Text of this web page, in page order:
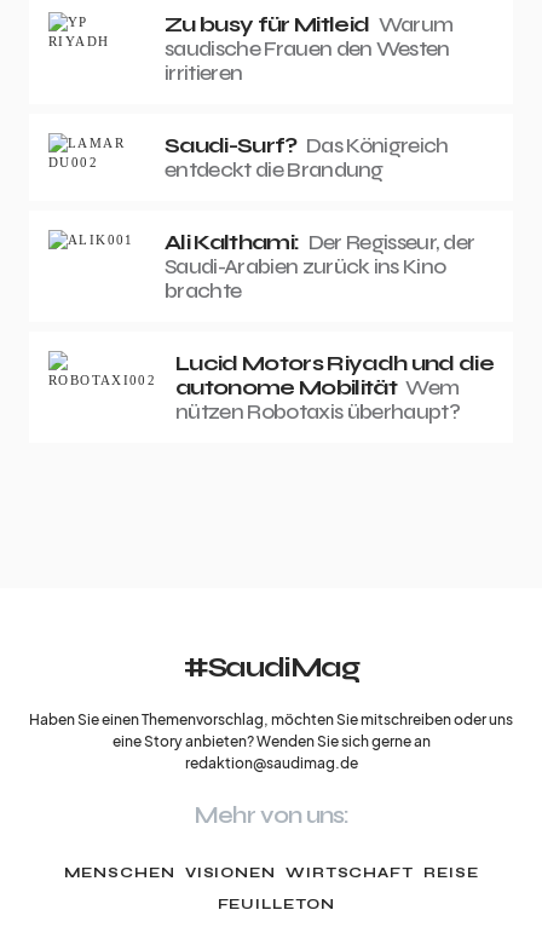
Zu busy für Mitleid Warum
saudische Frauen den Westen
irritieren
Saudi-Surf? Das Königreich
entdeckt die Brandung
Ali Kalthami: Der Regisseur, der
Saudi-Arabien zurück ins Kino
brachte
Lucid Motors Riyadh und die
autonome Mobilität Wem
nützen Robotaxis überhaupt?
#SaudiMag
Haben Sie einen Themenvorschlag, möchten Sie mitschreiben oder uns
eine Story anbieten? Wenden Sie sich gerne an
redaktion@saudimag.de
Mehr von uns:
MENSCHEN VISIONEN WIRTSCHAFT
REISE
FEUILLETON